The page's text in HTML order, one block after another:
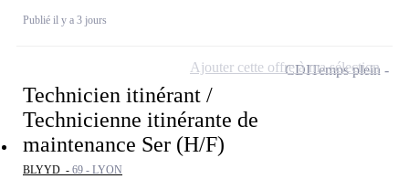
Publié il y a 3 jours
Technicien itinérant /
Technicienne itinérante de
maintenance Ser (H/F)
BLYYD - 69 - LYON
CDITemps plein
Ajouter cette offre à ma sélection